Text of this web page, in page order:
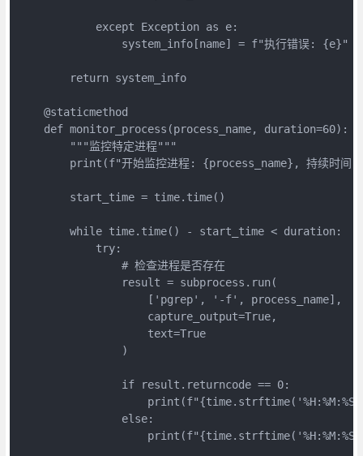
            except Exception as e:
                system_info[name] = f"执行错误: {e}"
        return system_info
    @staticmethod
    def monitor_process(process_name, duration=60):
        """监控特定进程"""
print(f"开始监控进程: {process_name}, 持续时间
        start_time = time.time()
        while time.time() - start_time < duration:
            try:
                # 检查进程是否存在
                result = subprocess.run(
                    ['pgrep', '-f', process_name],
                    capture_output=True,
                    text=True
                )
                if result.returncode == 0:
                else: